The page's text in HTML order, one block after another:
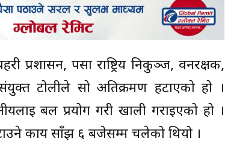
प्रशासन, पर्सा राष्ट्रिय निकुञ्ज, वनरक्षक,
टोलीले सो अतिक्रमण हटाएको हो ।
बल प्रयोग गरी खाली गराइएको हो ।
कार्य साँझ ६ बजेसम्म चलेको थियो ।